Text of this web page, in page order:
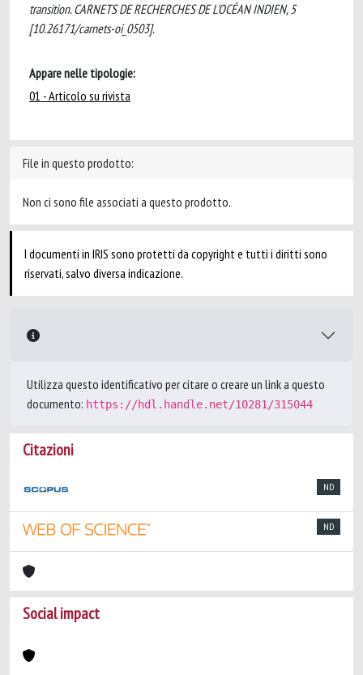
transition. CARNETS DE RECHERCHES DE L'OCÉAN INDIEN, 5
[10.26171/carnets-oi_0503].
Appare nelle tipologie:
01 - Articolo su rivista
File in questo prodotto:
Non ci sono file associati a questo prodotto.
I documenti in IRIS sono protetti da copyright e tutti i diritti sono
riservati, salvo diversa indicazione.
Utilizza questo identificativo per citare o creare un link a questo
documento: https://hdl.handle.net/10281/315044
Citazioni
ND
ND
Social impact